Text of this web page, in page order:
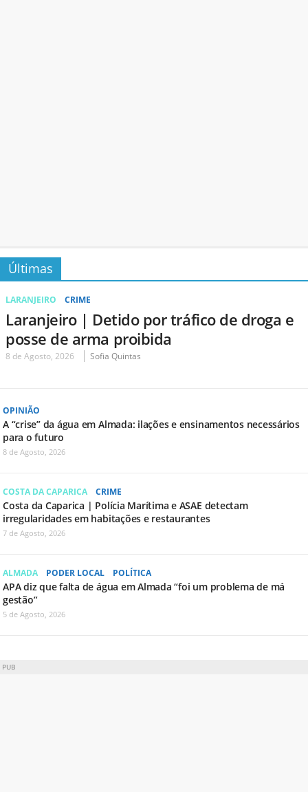
Últimas
LARANJEIRO CRIME
Laranjeiro | Detido por tráfico de droga e
posse de arma proibida
8 de Agosto, 2026 Sofia Quintas
OPINIÃO
A “crise” da água em Almada: ilações e ensinamentos necessários
para o futuro
8 de Agosto, 2026
COSTA DA CAPARICA CRIME
Costa da Caparica | Polícia Marítima e ASAE detectam
irregularidades em habitações e restaurantes
7 de Agosto, 2026
ALMADA PODER LOCAL POLÍTICA
APA diz que falta de água em Almada “foi um problema de má
gestão”
5 de Agosto, 2026
PUB